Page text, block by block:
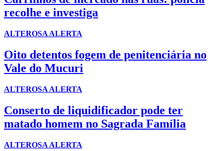
recolhe e investiga
ALTEROSA ALERTA
Oito detentos fogem de penitenciária no
Vale do Mucuri
ALTEROSA ALERTA
Conserto de liquidificador pode ter
matado homem no Sagrada Família
ALTEROSA ALERTA